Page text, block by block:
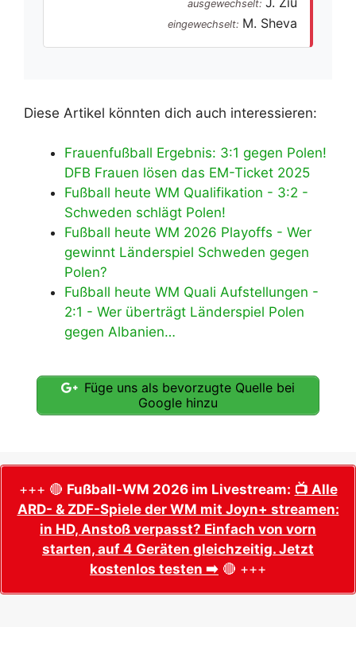
ausgewechselt:
eingewechselt: M. Sheva
Diese Artikel könnten dich auch interessieren:
Frauenfußball Ergebnis: 3:1 gegen Polen!
DFB Frauen lösen das EM-Ticket 2025
Fußball heute WM Qualifikation - 3:2 -
Schweden schlägt Polen!
Fußball heute WM 2026 Playoffs - Wer
gewinnt Länderspiel Schweden gegen
Polen?
Fußball heute WM Quali Aufstellungen -
2:1 - Wer überträgt Länderspiel Polen
gegen Albanien…
Füge uns als bevorzugte Quelle bei
Google hinzu
+++ 🔴 Fußball-WM 2026 im Livestream: 📺 Alle
ARD- & ZDF-Spiele der WM mit Joyn+ streamen:
in HD, Anstoß verpasst? Einfach von vorn
starten, auf 4 Geräten gleichzeitig. Jetzt
kostenlos testen ➡️ 🔴 +++